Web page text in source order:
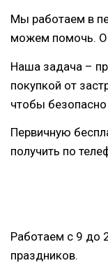
Мы работаем в
можем помочь.
Наша задача –
покупкой от
чтобы
Первичную
получить по
Работаем с 9 до
праздников.